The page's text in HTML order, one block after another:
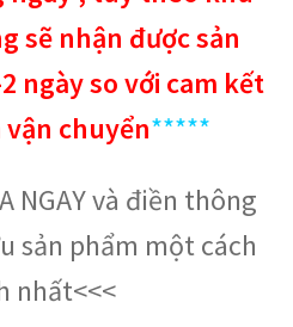
sẽ nhận được sản
ngày so với cam kết
chuyển*****
NGAY và điền thông
sản phẩm một cách
nhất<<<